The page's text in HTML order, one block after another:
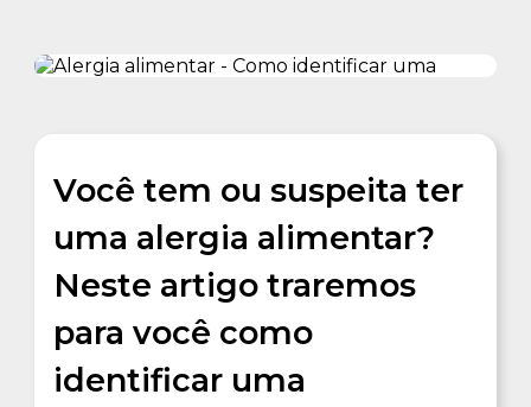
Você tem ou suspeita ter
uma alergia alimentar?
Neste artigo traremos
para você como
identificar uma